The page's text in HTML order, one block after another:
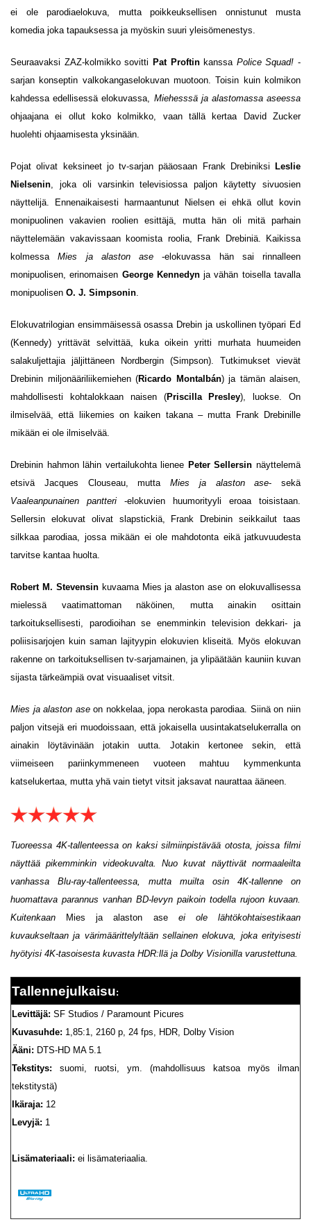
ei ole parodiaelokuva, mutta poikkeuksellisen onnistunut musta
komedia joka tapauksessa ja myöskin suuri yleisömenestys.
Seuraavaksi ZAZ-kolmikko sovitti Pat Proftinkanssa Police Squad! -
sarjan konseptin valkokangaselokuvan muotoon. Toisin kuin kolmikon
kahdessa edellisessä elokuvassa, Miehesssä ja alastomassa aseessa
ohjaajana ei ollut koko kolmikko, vaan tällä kertaa David Zucker
huolehti ohjaamisesta yksinään.
Pojat olivat keksineet jo tv-sarjan pääosaan Frank Drebiniksi
Leslie
Nielsenin, joka oli varsinkin televisiossa paljon käytetty sivuosien
näyttelijä. Ennenaikaisesti harmaantunut Nielsen ei ehkä ollut kovin
monipuolinen vakavien roolien esittäjä, mutta hän oli mitä parhain
näyttelemään vakavissaan koomista roolia, Frank Drebiniä. Kaikissa
kolmessaMies ja alaston ase -elokuvassa hän sai rinnalleen
monipuolisen, erinomaisen George Kennedynja vähän toisella tavalla
monipuolisen O. J. Simpsonin.
Elokuvatrilogian ensimmäisessä osassa Drebin ja uskollinen työpari Ed
(Kennedy) yrittävät selvittää, kuka oikein yritti murhata huumeiden
salakuljettajia jäljittäneen Nordbergin (Simpson). Tutkimukset vievät
Drebinin miljonääriliikemiehen (Ricardo Montalbán) ja tämän alaisen,
mahdollisesti kohtalokkaan naisen (Priscilla Presley), luokse. On
ilmiselvää, että liikemies on kaiken takana – mutta Frank Drebinille
mikään ei ole ilmiselvää.
Drebinin hahmon lähin vertailukohta lienee Peter Sellersin näyttelemä
etsivä Jacques Clouseau, mutta Mies ja alaston ase- sekä
Vaaleanpunainen pantteri -elokuvien huumorityyli eroaa toisistaan.
Sellersin elokuvat olivat slapstickiä, Frank Drebinin seikkailut taas
silkkaa parodiaa, jossa mikään ei ole mahdotonta eikä jatkuvuudesta
tarvitse kantaa huolta.
Robert M. Stevensinkuvaama Mies ja alaston ase on elokuvallisessa
mielessä vaatimattoman näköinen, mutta ainakin osittain
tarkoituksellisesti, parodioihan se enemminkin television dekkari- ja
poliisisarjojen kuin saman lajityypin elokuvien kliseitä. Myös elokuvan
rakenne on tarkoituksellisen tv-sarjamainen, ja ylipäätään kauniin kuvan
sijasta tärkeämpiä ovat visuaaliset vitsit.
Mies ja alaston aseon nokkelaa, jopa nerokasta parodiaa. Siinä on niin
paljon vitsejä eri muodoissaan, että jokaisella uusintakatselukerralla on
ainakin löytävinään jotakin uutta. Jotakin kertonee sekin, että
viimeiseen pariinkymmeneen vuoteen mahtuu kymmenkunta
katselukertaa, mutta yhä vain tietyt vitsit jaksavat naurattaa ääneen.
Tuoreessa 4K-tallenteessa on kaksi silmiinpistävää otosta, joissa filmi
näyttää pikemminkin videokuvalta. Nuo kuvat näyttivät normaaleilta
vanhassa Blu-ray-tallenteessa, mutta muilta osin 4K-tallenne on
huomattava parannus vanhan BD-levyn paikoin todella rujoon kuvaan.
Kuitenkaan
Mies ja alaston aseei ole lähtökohtaisestikaan
kuvaukseltaan ja värimäärittelyltään sellainen elokuva, joka erityisesti
hyötyisi 4K-tasoisesta kuvasta HDR:llä ja Dolby Visionilla varustettuna.
Tallennejulkaisu:
Levittäjä: SF Studios / Paramount Picures
Kuvasuhde: 1,85:1, 2160 p, 24 fps, HDR, Dolby Vision
Ääni: DTS-HD MA 5.1
Tekstitys: suomi, ruotsi, ym. (mahdollisuus katsoa myös ilman
tekstitystä)
Ikäraja: 12
Levyjä: 1
Lisämateriaali: ei lisämateriaalia.